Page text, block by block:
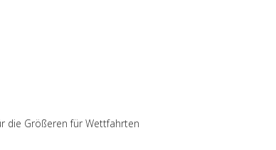
die Größeren für Wettfahrten